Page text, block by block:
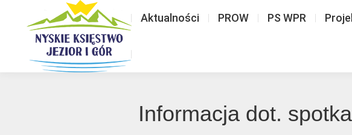
Aktualności PROW PS WPR
Informacja dot.